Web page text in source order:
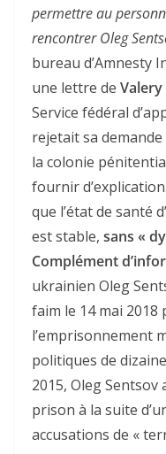
permettre au
rencontrer Oleg
bureau d’Amnesty
une lettre de Valery
Service fédéral
rejetait sa
la colonie
fournir
que l’état de santé
est stable, sans «
Complément
ukrainien Oleg
faim le 14 mai
l’emprisonnement
politiques de
2015, Oleg Sentsov
prison à la suite
accusations de «